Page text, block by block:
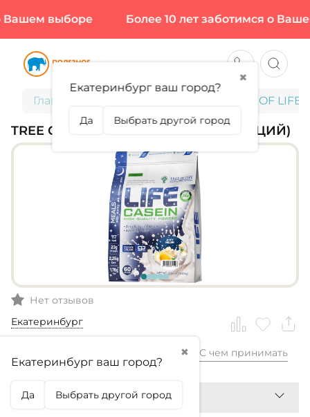
выборе Более 10 лет заботимся о
Главная TREE OF
TREE OF LIFE, CASEIN, 1800 Г (60 ПОРЦИЙ)
Нет отзывов
Екатеринбург
✖
Екатеринбург ваш город?
Да Выбрать другой город
7 299,99₽ С чем принимать
✖
Екатеринбург ваш город?
Да Выбрать другой город